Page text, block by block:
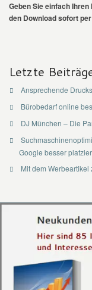
Geben Sie einfach
den Download sofort
Letzte
Ansprechende
Bürobedarf online
DJ München – Die
Google besser
Mit dem